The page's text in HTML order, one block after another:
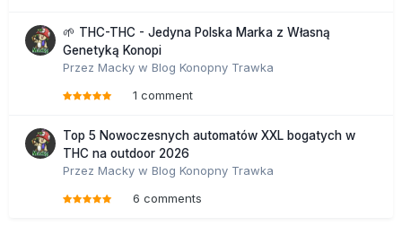
🌱 THC-THC - Jedyna Polska Marka z Własną
Genetyką Konopi
Przez Macky w Blog Konopny Trawka
1 comment
Top 5 Nowoczesnych automatów XXL bogatych w
THC na outdoor 2026
Przez Macky w Blog Konopny Trawka
6 comments